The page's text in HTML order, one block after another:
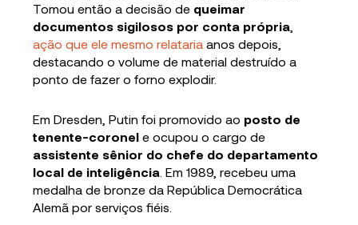
Tomou então a decisão de queimar
documentos sigilosos por conta própria
ação que ele mesmo relataria anos depois,
destacando o volume de material destruído a
ponto de fazer o forno explodir.
Em Dresden, Putin foi promovido ao posto de
tenente-coronel e ocupou o cargo de
assistente sênior do chefe do departamento
local de inteligência . Em 1989, recebeu uma
medalha de bronze da República Democrática
Alemã por serviços fiéis.